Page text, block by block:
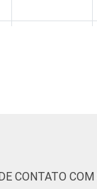
CONTATO